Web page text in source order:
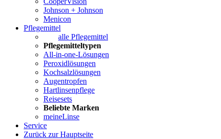
Johnson + Johnson
Menicon
Pflegemittel
alle Pflegemittel
Pflegemitteltypen
All-in-one-Lösungen
Peroxidlösungen
Kochsalzlösungen
Augentropfen
Hartlinsenpflege
Reisesets
Beliebte Marken
meineLinse
Service
Zurück zur Hauptseite